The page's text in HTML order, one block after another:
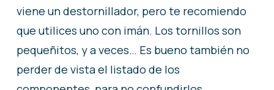
viene un destornillador, pero te recomiendo
que utilices uno con imán. Los tornillos son
pequeñitos, y a veces… Es bueno también no
perder de vista el listado de los